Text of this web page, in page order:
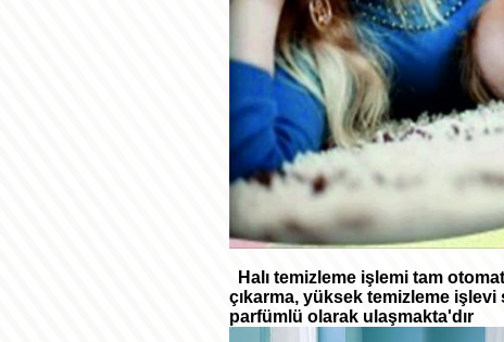
Halı temizleme işlemi tam
çıkarma, yüksek temizleme işlevi
parfümlü olarak ulaşmakta'dır